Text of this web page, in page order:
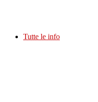
Tutte le info